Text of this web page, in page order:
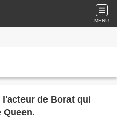
MENU
de Borat qui
Queen.